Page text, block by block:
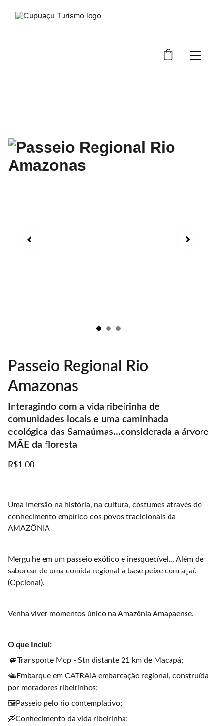
Passeio Regional Rio
Amazonas
Interagindo com a vida ribeirinha de
comunidades locais e uma caminhada
ecológica das Samaúmas...considerada a árvore
MÃE da floresta
R$1.00
Uma Imersão na história, na cultura, costumes através do
conhecimento empírico dos povos tradicionais da
AMAZÔNIA
Mergulhe em um passeio exótico e inesquecível... Além de
saborear de uma comida regional a base peixe com açaí.
(Opcional).
Venha viver momentos único na Amazônia Amapaense.
O que Inclui:
🚐Transporte Mcp - Stn distante 21 km de Macapá;
🛳️Embarque em CATRAIA embarcação regional, construída
por moradores ribeirinhos;
🖼️Passeio pelo rio contemplativo;
🛶Conhecimento da vida ribeirinha;